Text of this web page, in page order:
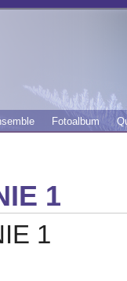
Fotoalbum
1
1